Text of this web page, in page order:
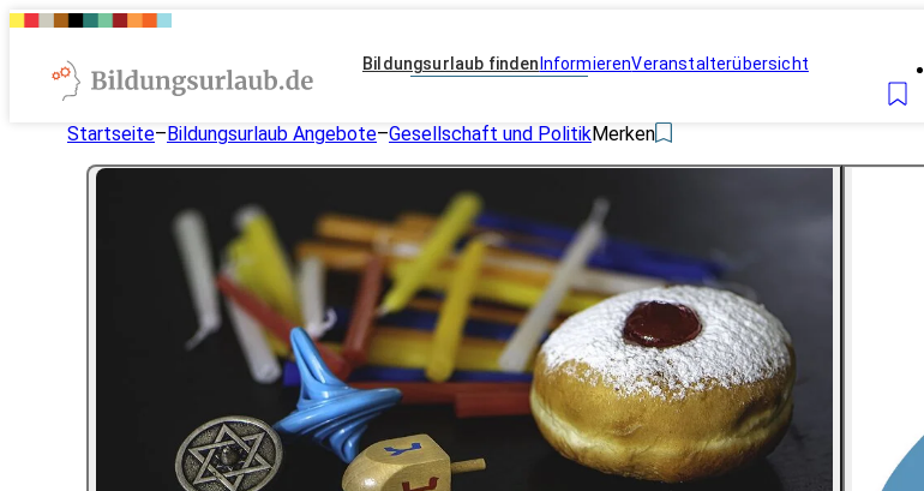
Bildungsurlaub finden InformierenVeranstalterübersicht
Startseite–Bildungsurlaub Angebote–Gesellschaft und PolitikMerken